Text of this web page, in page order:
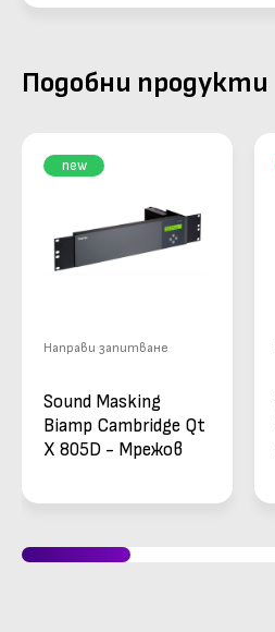
Подобни продукти
new
Направи запитване
Sound Masking
Biamp Cambridge Qt
X 805D - Мрежов
Masking контролер